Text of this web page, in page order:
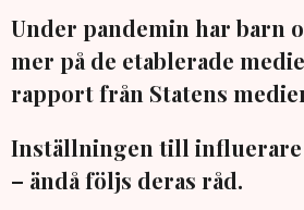
Under pandemin har barn
mer på de etablerade
rapport från Statens
Inställningen till influerare
– ändå följs deras råd.